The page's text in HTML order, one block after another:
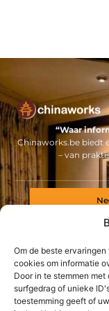
Om de beste
cookies om informatie
Door in te stemmen
surfgedrag of unieke
toestemming geeft of
“Waar
Chinaworks.be biedt
– van
De best gelezen
Nagelproducten